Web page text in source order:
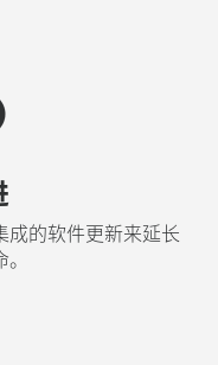
的软件更新来延长